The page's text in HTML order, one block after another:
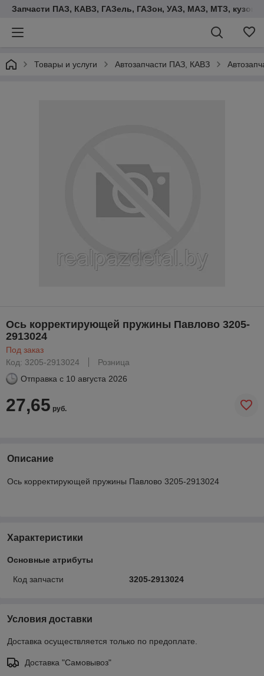
Запчасти ПАЗ, КАВЗ, ГАЗель, ГАЗон, УАЗ, МАЗ, МТЗ,
Товары и услуги Автозапчасти ПАЗ, КАВЗ
Ось корректирующей пружины Павлово 3205-
2913024
Под заказ
Код: 3205-2913024
Розница
Отправка с 10 августа 2026
27,65 руб.
Описание
Ось корректирующей пружины Павлово 3205-2913024
Характеристики
Основные атрибуты
Код запчасти 3205-2913024
Условия доставки
Доставка осуществляется только по предоплате.
Доставка "Самовывоз"